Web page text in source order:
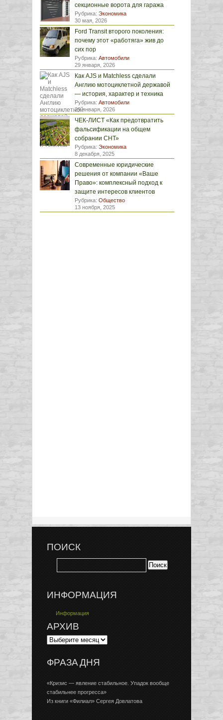
секционные ворота для гаража
Рубрика: Экономика
30 мая, 2026
Ford Transit второго поколения:
почему этот «работяга» жив до
сих пор
Рубрика: Автомобили
29 января, 2026
Как AJS и Matchless сделали
Англию мотоциклетной державой
— история, характер и техника
Рубрика: Автомобили
29 января, 2026
ЧЕК-ЛИСТ «Как предотвратить
фальсификации на общем
собрании СНТ»
Рубрика: Экономика
8 декабря, 2025
Современные юридические
решения от компании «Ваше
Право»: комплексный подход к
защите интересов клиентов
Рубрика: Общество
13 ноября, 2025
ПОИСК
ИНФОРМАЦИЯ
Информация
АРХИВ
ФРАЗА ДНЯ
«Кризис — явление стабильное. Упадок вообще
стабильнее прогресса»
Из книги «Филиал» Сергея Довлатова